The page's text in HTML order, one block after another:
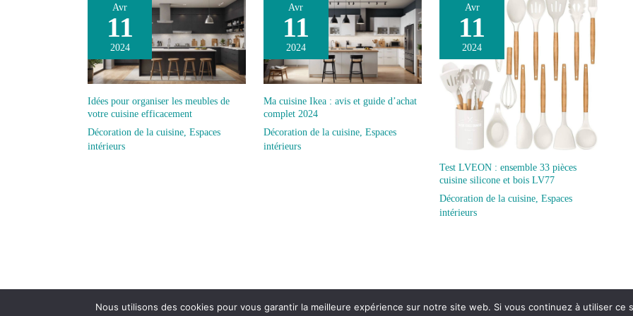
Avr
11
2024
Idées pour organiser les meubles de
votre cuisine efficacement
Décoration de la cuisine Espaces
intérieurs
Avr
11
2024
Ma cuisine Ikea : avis et guide d’achat
complet 2024
Décoration de la cuisine ,Espaces
intérieurs
Avr
11
2024
Test LVEON : ensemble 33 pièces
cuisine silicone et bois LV77
Décoration de la cuisine,Espaces
intérieurs
Nous utilisons des cookies pour vous garantir la meilleure expérience sur notre site web. Si vous continuez à utiliser